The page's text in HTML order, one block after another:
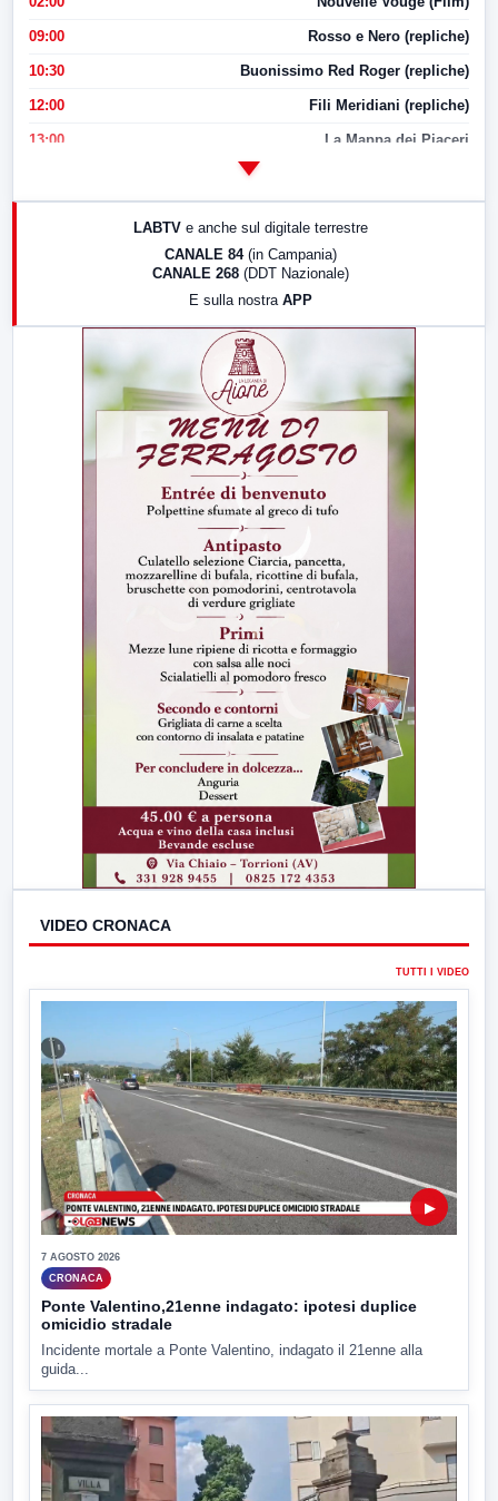
09:00 Rosso e Nero (repliche)
10:30 Buonissimo Red Roger (repliche)
12:00 Fili Meridiani (repliche)
13:00 La Mappa dei Piaceri
LABTV e anche sul digitale terrestre
CANALE 84 (in Campania)
CANALE 268 (DDT Nazionale)
E sulla nostra APP
VIDEO CRONACA
TUTTI I VIDEO
▶
7 AGOSTO 2026
CRONACA
Ponte Valentino,21enne indagato: ipotesi duplice
omicidio stradale
Incidente mortale a Ponte Valentino, indagato il 21enne alla
guida...